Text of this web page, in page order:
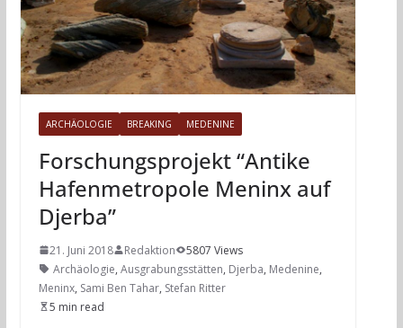
ARCHÄOLOGIE BREAKING MEDENINE
Forschungsprojekt “Antike
Hafenmetropole Meninx auf
Djerba”
21. Juni 2018 Redaktion
5807 Views
Archäologie, Ausgrabungsstätten, Djerba, Medenine,
Meninx, Sami Ben Tahar, Stefan Ritter
5 min read